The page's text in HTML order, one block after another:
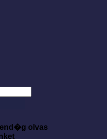
olvas